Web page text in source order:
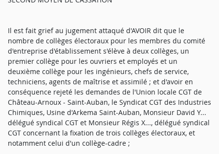
Il est fait grief au jugement attaqué d'AVOIR dit que le
nombre de collèges électoraux pour les membres du comité
d'entreprise d'établissement s'élève à deux collèges, un
premier collège pour les ouvriers et employés et un
deuxième collège pour les ingénieurs, chefs de service,
techniciens, agents de maîtrise et assimilé ; et d'avoir en
conséquence rejeté les demandes de l'Union locale CGT de
Château-Arnoux - Saint-Auban, le Syndicat CGT des Industries
Chimiques, Usine d'Arkema Saint-Auban, Monsieur David Y...
délégué syndical CGT et Monsieur Régis X..., délégué syndical
CGT concernant la fixation de trois collèges électoraux, et
notamment celui d'un collège-cadre ;